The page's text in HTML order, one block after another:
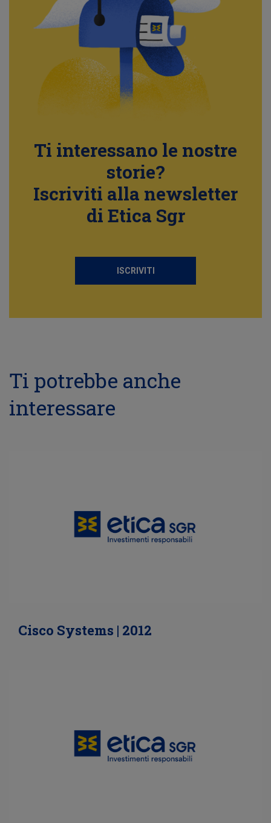
Ti interessano le nostre
storie?
Iscriviti alla newsletter
di Etica Sgr
ISCRIVITI
Ti potrebbe anche
interessare
Cisco Systems | 2012